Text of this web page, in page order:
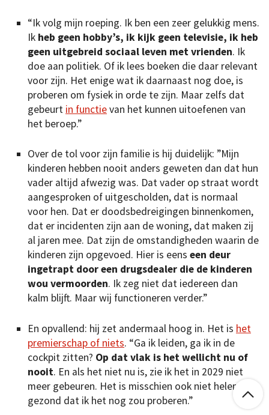
“Ik volg mijn roeping. Ik ben een zeer gelukkig mens.
Ik heb geen hobby’s, ik kijk geen televisie, ik heb
geen uitgebreid sociaal leven met vrienden. Ik
doe aan politiek. Of ik lees boeken die daar relevant
voor zijn. Het enige wat ik daarnaast nog doe, is
proberen om fysiek in orde te zijn. Maar zelfs dat
gebeurt in functievan het kunnen uitoefenen van
het beroep.”
Over de tol voor zijn familie is hij duidelijk: ”Mijn
kinderen hebben nooit anders geweten dan dat hun
vader altijd afwezig was. Dat vader op straat wordt
aangesproken of uitgescholden, dat is normaal
voor hen. Dat er doodsbedreigingen binnenkomen,
dat er incidenten zijn aan de woning, dat maken zij
al jaren mee. Dat zijn de omstandigheden waarin de
kinderen zijn opgevoed. Hier is eens een deur
ingetrapt door een drugsdealer die de kinderen
wou vermoorden. Ik zeg niet dat iedereen dan
kalm blijft. Maar wij functioneren verder.”
En opvallend: hij zet andermaal hoog in. Het is het
premierschap of niets. “Ga ik leiden, ga ik in de
cockpit zitten? Op dat vlak is het wellicht nu of
nooit. En als het niet nu is, zie ik het in 2029 niet
meer gebeuren. Het is misschien ook niet helemaal
gezond dat ik het nog zou proberen.”
